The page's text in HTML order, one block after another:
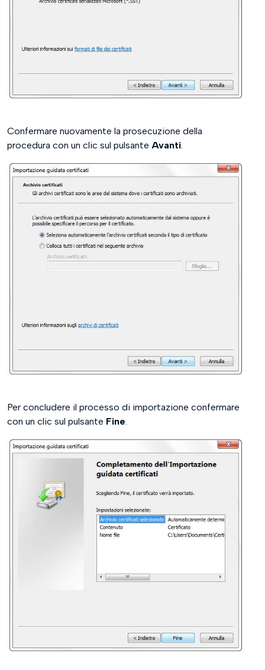
Confermare nuovamente la prosecuzione della
procedura con un clic sul pulsante Avanti.
Per concludere il processo di importazione confermare
con un clic sul pulsante Fine.